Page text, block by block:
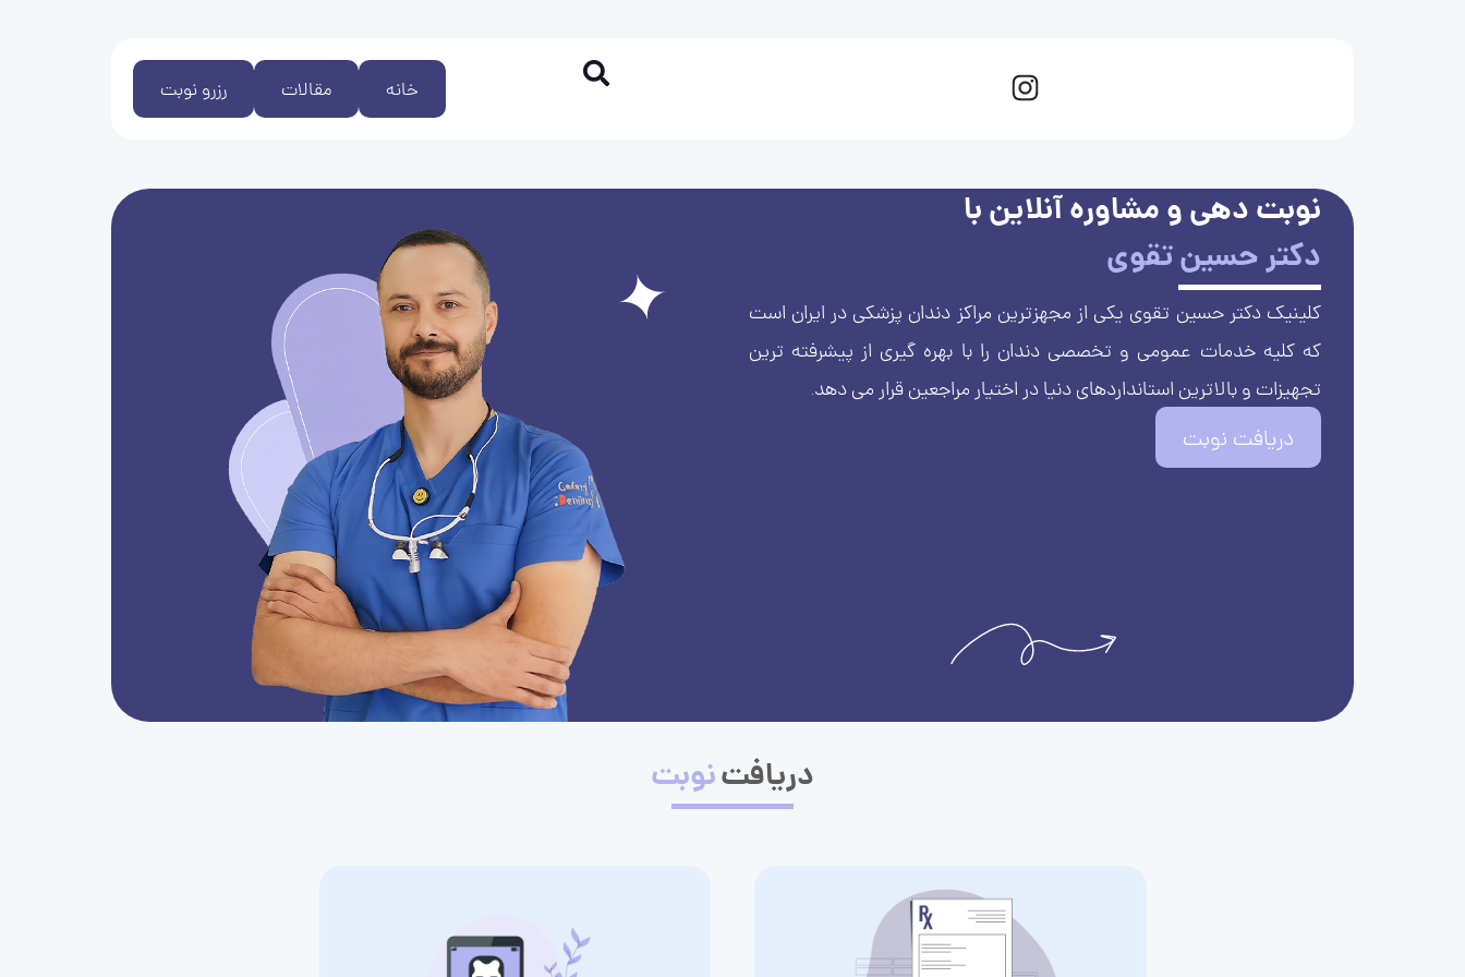
رزرو نوبت مقالات خانه
نوبت دهی و مشاوره آنلاین با
دکتر حسین تقوی
کلینیک دکتر حسین تقوی یکی از مجهزترین مراکز دندان پزشکی در ایران است
که کلیه خدمات عمومی و تخصصی دندان را با بهره گیری از پیشرفته ترین
تجهیزات و بالاترین استانداردهای دنیا در اختیار مراجعین قرار می دهد.
دریافت نوبت
دریافتنوبت